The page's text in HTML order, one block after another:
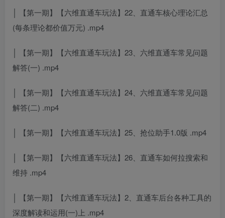
│ 【第一期】【六维直通车玩法】22、直通车核心理论汇总
(每条理论都价值万元) .mp4
│ 【第一期】【六维直通车玩法】23、六维直通车常见问题
解答(一) .mp4
│ 【第一期】【六维直通车玩法】24、六维直通车常见问题
解答(二) .mp4
│ 【第一期】【六维直通车玩法】25、抢位助手1.0版 .mp4
│ 【第一期】【六维直通车玩法】26、直通车如何拉搜索和
维持 .mp4
│ 【第一期】【六维直通车玩法】2、直通车后台各种工具的
深度解读和运用(一)上 .mp4